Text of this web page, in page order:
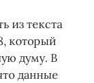
из текста
который
думу. В
данные